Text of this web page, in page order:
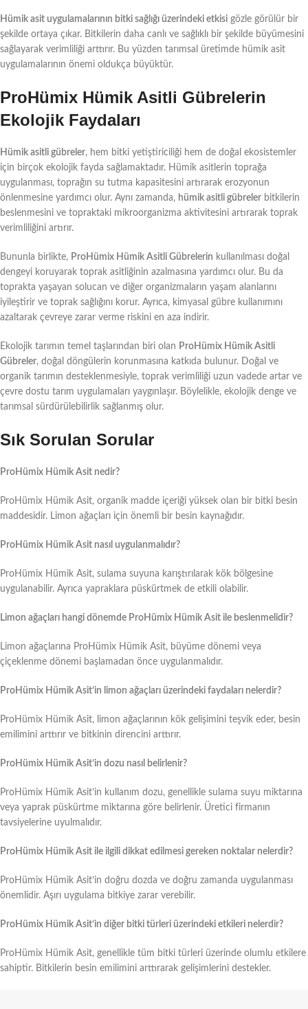
Hümik asit uygulamalarının bitki sağlığı üzerindeki etkisi gözle görülür bir
şekilde ortaya çıkar. Bitkilerin daha canlı ve sağlıklı bir şekilde büyümesini
sağlayarak verimliliği arttırır. Bu yüzden tarımsal üretimde hümik asit
uygulamalarının önemi oldukça büyüktür.
ProHümix Hümik Asitli Gübrelerin
Ekolojik Faydaları
Hümik asitli gübreler, hem bitki yetiştiriciliği hem de doğal ekosistemler
için birçok ekolojik fayda sağlamaktadır. Hümik asitlerin toprağa
uygulanması, toprağın su tutma kapasitesini artırarak erozyonun
önlenmesine yardımcı olur. Aynı zamanda, hümik asitli gübreler bitkilerin
beslenmesini ve topraktaki mikroorganizma aktivitesini artırarak toprak
verimliliğini artırır.
Bununla birlikte, ProHümix Hümik Asitli Gübrelerin kullanılması doğal
dengeyi koruyarak toprak asitliğinin azalmasına yardımcı olur. Bu da
toprakta yaşayan solucan ve diğer organizmaların yaşam alanlarını
iyileştirir ve toprak sağlığını korur. Ayrıca, kimyasal gübre kullanımını
azaltarak çevreye zarar verme riskini en aza indirir.
Ekolojik tarımın temel taşlarından biri olan ProHümix Hümik Asitli
Gübreler, doğal döngülerin korunmasına katkıda bulunur. Doğal ve
organik tarımın desteklenmesiyle, toprak verimliliği uzun vadede artar ve
çevre dostu tarım uygulamaları yaygınlaşır. Böylelikle, ekolojik denge ve
tarımsal sürdürülebilirlik sağlanmış olur.
Sık Sorulan Sorular
ProHümix Hümik Asit nedir?
ProHümix Hümik Asit, organik madde içeriği yüksek olan bir bitki besin
maddesidir. Limon ağaçları için önemli bir besin kaynağıdır.
ProHümix Hümik Asit nasıl uygulanmalıdır?
ProHümix Hümik Asit, sulama suyuna karıştırılarak kök bölgesine
uygulanabilir. Ayrıca yapraklara püskürtmek de etkili olabilir.
Limon ağaçları hangi dönemde ProHümix Hümik Asit ile beslenmelidir?
Limon ağaçlarına ProHümix Hümik Asit, büyüme dönemi veya
çiçeklenme dönemi başlamadan önce uygulanmalıdır.
ProHümix Hümik Asit’in limon ağaçları üzerindeki faydaları nelerdir?
ProHümix Hümik Asit, limon ağaçlarının kök gelişimini teşvik eder, besin
emilimini arttırır ve bitkinin direncini arttırır.
ProHümix Hümik Asit’in dozu nasıl belirlenir?
ProHümix Hümik Asit’in kullanım dozu, genellikle sulama suyu miktarına
veya yaprak püskürtme miktarına göre belirlenir. Üretici firmanın
tavsiyelerine uyulmalıdır.
ProHümix Hümik Asit ile ilgili dikkat edilmesi gereken noktalar nelerdir?
ProHümix Hümik Asit’in doğru dozda ve doğru zamanda uygulanması
önemlidir. Aşırı uygulama bitkiye zarar verebilir.
ProHümix Hümik Asit’in diğer bitki türleri üzerindeki etkileri nelerdir?
ProHümix Hümik Asit, genellikle tüm bitki türleri üzerinde olumlu etkilere
sahiptir. Bitkilerin besin emilimini arttırarak gelişimlerini destekler.